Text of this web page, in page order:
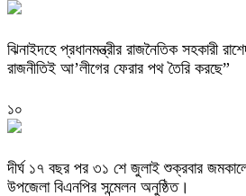
ঝিনাইদহে প্রধানমন্ত্রীর রাজনৈতিক সহকারী
রাজনীতিই আ’লীগের ফেরার পথ তৈরি করছে”
১০
দীর্ঘ ১৭ বছর পর ৩১ শে জুলাই শুক্রবার
উপজেলা বিএনপির সন্মেলন অনুষ্ঠিত।